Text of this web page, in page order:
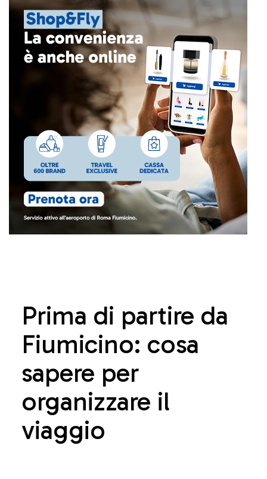
Prima di partire da
Fiumicino: cosa
sapere per
organizzare il
viaggio